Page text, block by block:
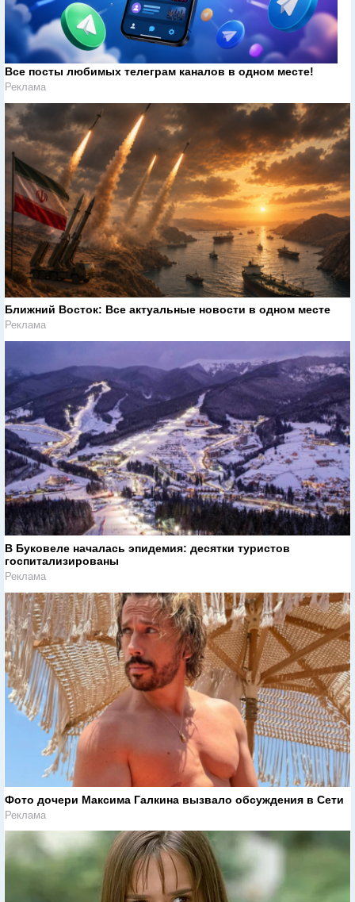
Все посты любимых телеграм каналов в одном месте!
Реклама
Ближний Восток: Все актуальные новости в одном месте
Реклама
В Буковеле началась эпидемия: десятки туристов
госпитализированы
Реклама
Фото дочери Максима Галкина вызвало обсуждения в Сети
Реклама